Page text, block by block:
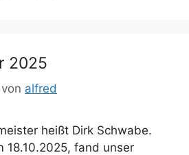
2025
von alfred
heißt Dirk Schwabe.
18.10.2025, fand unser